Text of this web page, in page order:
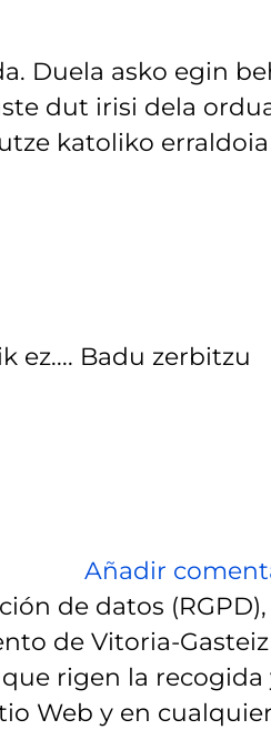
Duela asko egin
dut irisi dela
katoliko erraldoia
ez.... Badu zerbitzu
Añadir
de datos (RGPD),
de Vitoria-Gasteiz
rigen la recogida
Web y en